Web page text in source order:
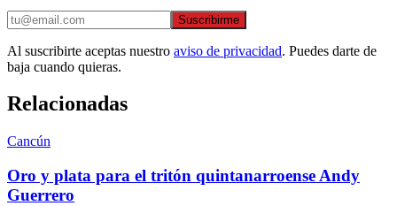
Suscribirme
Al suscribirte aceptas nuestro aviso de privacidad. Puedes darte de
baja cuando quieras.
Relacionadas
Cancún
Oro y plata para el tritón quintanarroense Andy
Guerrero